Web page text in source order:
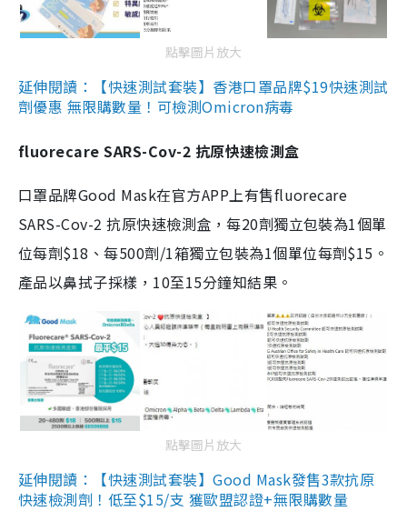
點擊圖片放大
延伸閱讀：【快速測試套裝】香港口罩品牌$19快速測試
劑優惠 無限購數量！可檢測Omicron病毒
fluorecare SARS-Cov-2 抗原快速檢測盒
口罩品牌Good Mask在官方APP上有售fluorecare
SARS-Cov-2 抗原快速檢測盒，每20劑獨立包裝為1個單
位每劑$18、每500劑/1箱獨立包裝為1個單位每劑$15。
產品以鼻拭子採樣，10至15分鐘知結果。
點擊圖片放大
延伸閱讀：【快速測試套裝】Good Mask發售3款抗原
快速檢測劑！低至$15/支 獲歐盟認證+無限購數量